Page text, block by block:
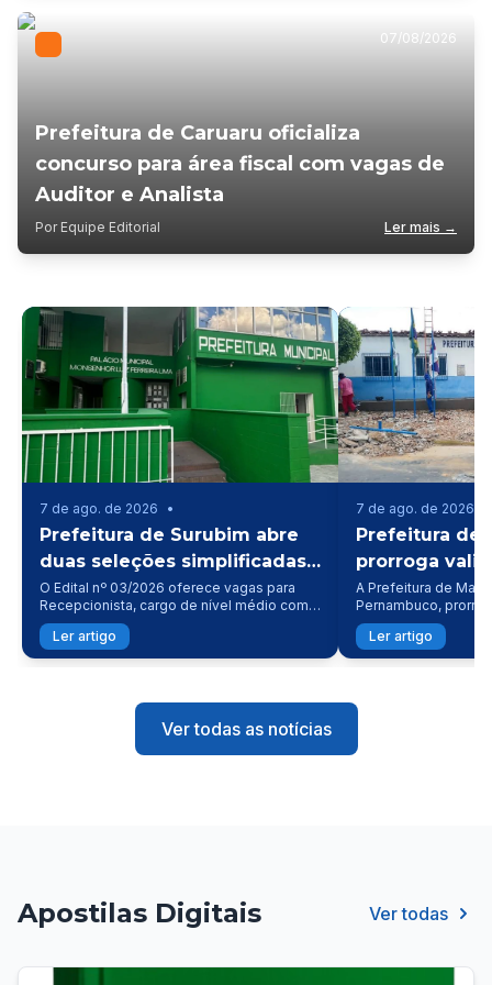
07/08/2026
Prefeitura de Caruaru oficializa
concurso para área fiscal com vagas de
Auditor e Analista
Por Equipe Editorial Ler mais →
7 de ago. de 2026 •
Prefeitura de Surubim abre
duas seleções simplificadas
para contratação temporária
na Saúde
O Edital nº 03/2026 oferece vagas para
Recepcionista, cargo de nível médio com
atuação em escala de 24x72 horas. Já o
Edital nº 04/2026 destina oportunidades
para a função de Cozinheiro(a),
Ler artigo
7 de ago. de 2026
Prefeitura de
prorroga
concurso
de 2028
A Prefeitura de
Pernambuco,
a validade do
homologado em
oficializada por meio
Ler artigo
Ver todas as notícias
Apostilas Digitais Ver todas